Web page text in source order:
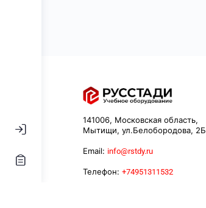
141006, Московская область,
Мытищи, ул.Белобородова, 2Б
Email: info@rstdy.ru
Телефон: +74951311532